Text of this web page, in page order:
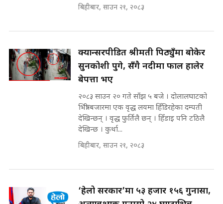
कहिले बन्ला चक्रपथ ? विस्तार कार्यमा
Expansion Dilemma |
SIDHAKURA |
पटकपटक भावुक बने गृहमन्त्री सुदन
भूमिसुधार मन्त्रीलाई जोगाइदै ! ||
SIDHAKURA ||
७८ लाख घुस खाने मन्त्री ! जोगाउने
प्रधानमन्त्री ? || SIDHAKURA ||
SIDHAKURA INVESTIGATION
||
SIDHAKURA |
बिहीबार, साउन २१, २०८३
क्यान्सरपीडित श्रीमती पिठ्युँमा बोकेर
सुनकोशी पुगे, सँगै नदीमा फाल हालेर
बेपत्ता भए
२०८३ साउन २० गते साँझ ५ बजे । दोलालघाटको
भित्री बजारमा एक वृद्ध लयमा हिँडिरहेका दम्पती
देखिन्छन् । वृद्ध फुर्तिलै छन् । हिँडाइ पनि टठिलै
देखिन्छ । कुर्था...
बिहीबार, साउन २१, २०८३
‘हेलो सरकार’मा ५३ हजार १५६ गुनासा,